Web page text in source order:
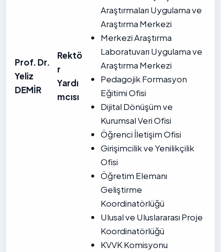
Prof. Dr.
Yeliz
DEMİR
Rektö
r
Yardı
mcısı
Araştırmaları Uygulama ve
Araştırma Merkezi
Merkezi Araştırma
Laboratuvarı Uygulama ve
Araştırma Merkezi
Pedagojik Formasyon
Eğitimi Ofisi
Dijital Dönüşüm ve
Kurumsal Veri Ofisi
Öğrenci İletişim Ofisi
Girişimcilik ve Yenilikçilik
Ofisi
Öğretim Elemanı
Geliştirme
Koordinatörlüğü
Ulusal ve Uluslararası Proje
Koordinatörlüğü
KVVK Komisyonu